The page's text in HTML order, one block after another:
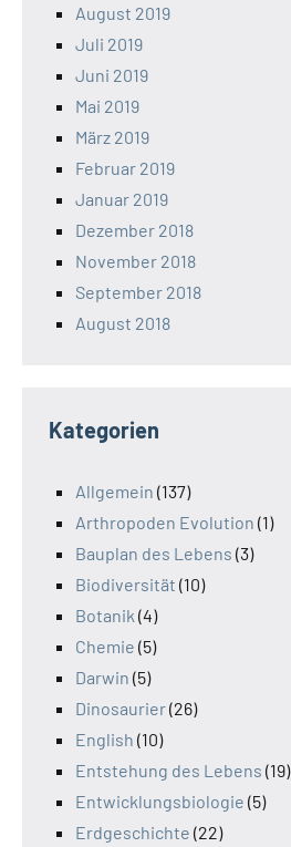
August 2019
Juli 2019
Juni 2019
Mai 2019
März 2019
Februar 2019
Januar 2019
Dezember 2018
November 2018
September 2018
August 2018
Kategorien
Allgemein (137)
Arthropoden Evolution (1)
Bauplan des Lebens (3)
Biodiversität (10)
Botanik (4)
Chemie (5)
Darwin (5)
Dinosaurier(26)
English (10)
Entstehung des Lebens (19)
Entwicklungsbiologie (5)
Erdgeschichte (22)